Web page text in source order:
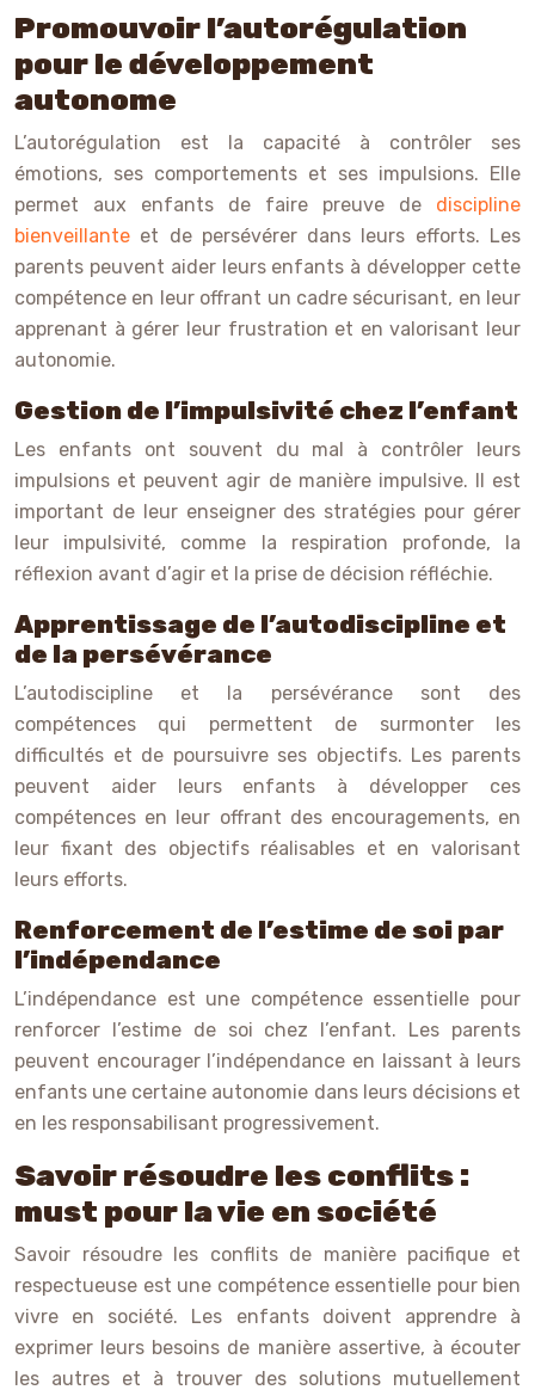
Promouvoir l’autorégulation
pour le développement
autonome
L’autorégulation est la capacité à contrôler ses
émotions, ses comportements et ses impulsions. Elle
permet aux enfants de faire preuve de discipline
bienveillante et de persévérer dans leurs efforts. Les
parents peuvent aider leurs enfants à développer cette
compétence en leur offrant un cadre sécurisant, en leur
apprenant à gérer leur frustration et en valorisant leur
autonomie.
Gestion de l’impulsivité chez l’enfant
Les enfants ont souvent du mal à contrôler leurs
impulsions et peuvent agir de manière impulsive. Il est
important de leur enseigner des stratégies pour gérer
leur impulsivité, comme la respiration profonde, la
réflexion avant d’agir et la prise de décision réfléchie.
Apprentissage de l’autodiscipline et
de la persévérance
L’autodiscipline et la persévérance sont des
compétences qui permettent de surmonter les
difficultés et de poursuivre ses objectifs. Les parents
peuvent aider leurs enfants à développer ces
compétences en leur offrant des encouragements, en
leur fixant des objectifs réalisables et en valorisant
leurs efforts.
Renforcement de l’estime de soi par
l’indépendance
L’indépendance est une compétence essentielle pour
renforcer l’estime de soi chez l’enfant. Les parents
peuvent encourager l’indépendance en laissant à leurs
enfants une certaine autonomie dans leurs décisions et
en les responsabilisant progressivement.
Savoir résoudre les conflits :
must pour la vie en société
Savoir résoudre les conflits de manière pacifique et
respectueuse est une compétence essentielle pour bien
vivre en société. Les enfants doivent apprendre à
exprimer leurs besoins de manière assertive, à écouter
les autres et à trouver des solutions mutuellement